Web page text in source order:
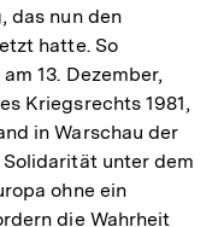
das nun den
hatte. So
13. Dezember,
Kriegsrechts 1981,
in Warschau der
unter dem
ohne ein
die Wahrheit